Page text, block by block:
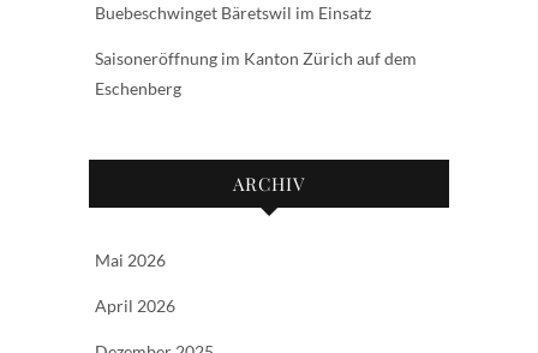
Buebeschwinget Bäretswil im Einsatz
Saisoneröffnung im Kanton Zürich auf dem
Eschenberg
ARCHIV
Mai 2026
April 2026